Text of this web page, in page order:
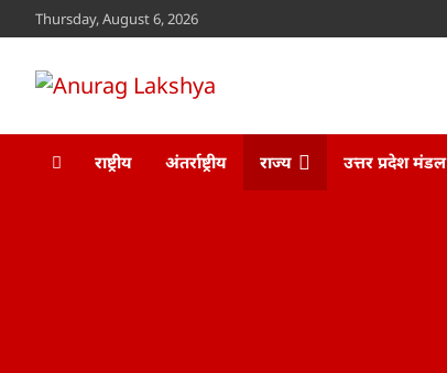
to
Thursday, August 6, 2026
Anurag Lakshya
राष्ट्रीय अंतर्राष्ट्रीय राज्य उत्तर प्रदेश मंडल